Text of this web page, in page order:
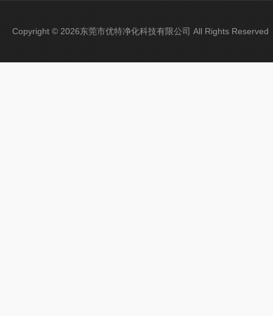
Copyright © 2026东莞市优特净化科技有限公司 All Rights